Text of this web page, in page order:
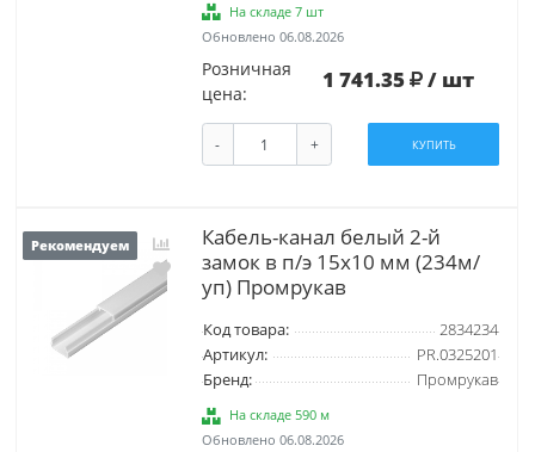
На складе 7 шт
Обновлено 06.08.2026
Розничная
цена:
1 741.35 / шт
- + КУПИТЬ
Рекомендуем
Кабель-канал белый 2-й
замок в п/э 15х10 мм (234м/
уп) Промрукав
Код товара:
2834234
Артикул:
PR.0325201
Бренд:
Промрукав
На складе 590 м
Обновлено 06.08.2026